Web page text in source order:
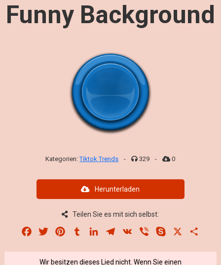
Funny Background
Kategorien:Tiktok Trends - 329 - 0
Herunterladen
Teilen Sie es mit sich selbst:
Facebook
Twitter PinterestTumblrLinkedInTelegram
VK Viber Skype
Wir besitzen dieses Lied nicht. Wenn Sie einen